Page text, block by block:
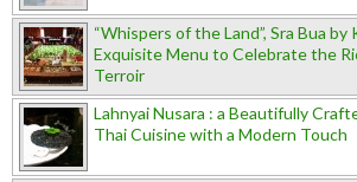
“Whispers of the Land”, Sra Bua by
Exquisite Menu to Celebrate the
Terroir
Lahnyai Nusara : a Beautifully
Thai Cuisine with a Modern Touch